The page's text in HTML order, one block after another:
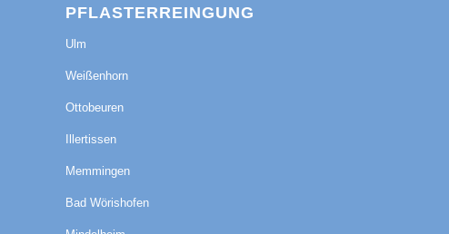
PFLASTERREINGUNG
Ulm
Weißenhorn
Ottobeuren
Illertissen
Memmingen
Bad Wörishofen